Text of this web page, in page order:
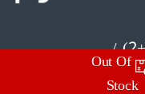
Out Of
Stock
01094508237(+2) /